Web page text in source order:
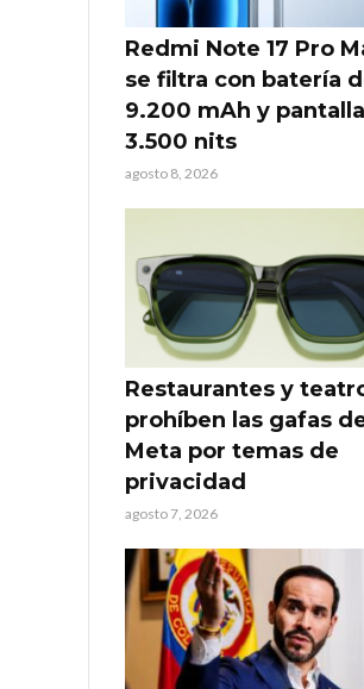
Redmi Note 17 Pro
se filtra con batería
9.200 mAh y
3.500 nits
agosto 8, 2026
Restaurantes y
prohíben las gafas
Meta por temas de
privacidad
agosto 7, 2026